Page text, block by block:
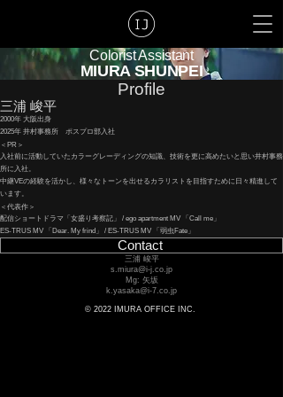
Colorist Assistant
MIURA SHUNPEI
Profile
三浦 峻平
2000年 大阪出身
2025年 井村事務所 ポスプロ部入社
＜PR＞
入社前に活動していたカラーグレーディングの知識、技術を更に高めたいと思い井村事務
所に入社。
中継VEの経験を活かし、様々なトーンを出せるカラリストを目指すために日々精進して
います。
＜代表作＞
配信ショートドラマ「女盛り考察記」 / ego apartment MV 「Call me」
ES-TRUS MV 「Dear. My frind」 / ES-TRUS MV 「弱虫Fate」
Contact
三浦 峻平
s.miura@i-j.co.jp
Mg: 矢坂
k.yasaka@i-7.co.jp
© 2022 IMURA OFFICE INC.